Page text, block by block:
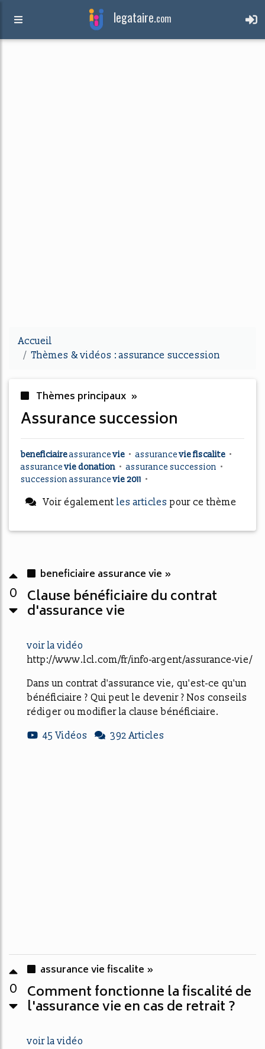
legataire.com
Accueil
Thèmes & vidéos : assurance succession
Thèmes principaux »
assurance succession
beneficiaireassurancevie •assurancevie fiscalite •
assurancevie donation •assurance succession •
succession assurancevie 2011 •
Voir également les articles pour ce thème
0
beneficiaire assurance vie »
Clause bénéficiaire du contrat
d'assurance vie
voir la vidéo
http://www.lcl.com/fr/info-argent/assurance-vie/
Dans un contrat d'assurance vie, qu'est-ce qu'un
bénéficiaire ? Qui peut le devenir ? Nos conseils
rédiger ou modifier la clause bénéficiaire.
45 Vidéos
392 Articles
0
assurance vie fiscalite »
Comment fonctionne la fiscalité de
l'assurance vie en cas de retrait ?
voir la vidéo